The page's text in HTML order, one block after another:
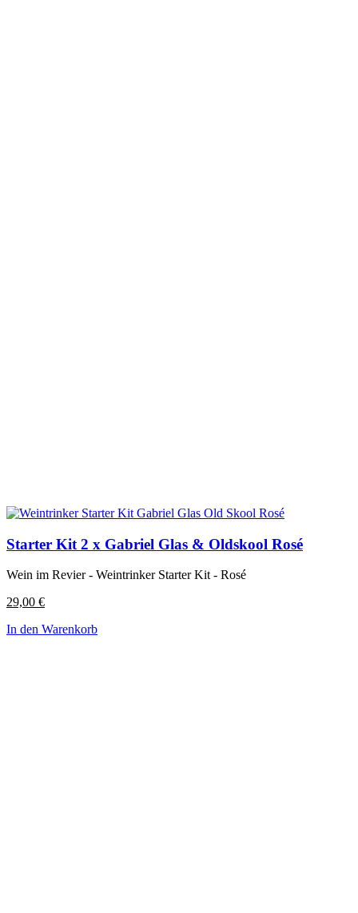
Starter Kit 2 x Gabriel Glas & Oldskool Rosé
Wein im Revier - Weintrinker Starter Kit - Rosé
29,00 €
In den Warenkorb